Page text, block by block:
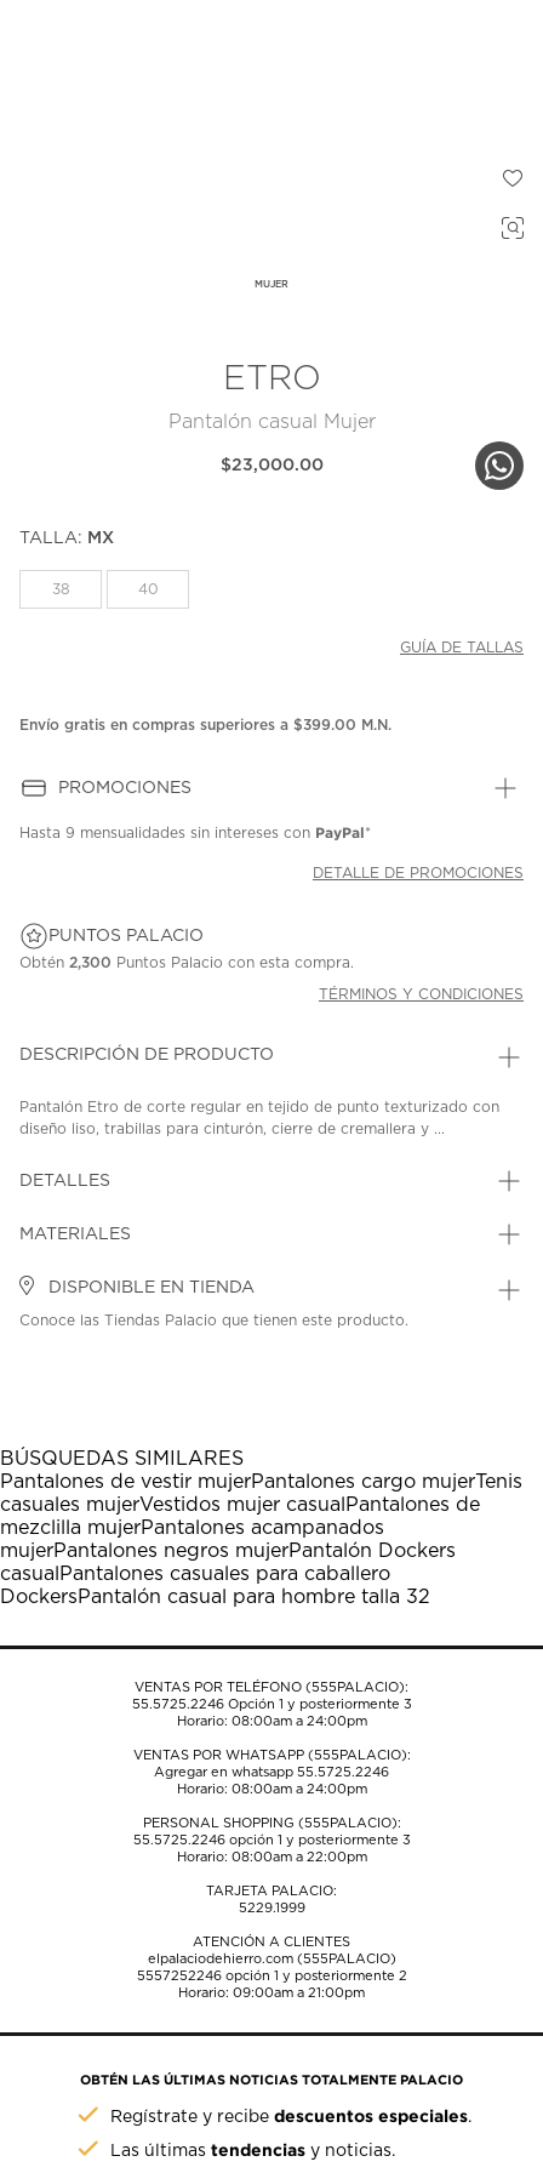
MUJER
ETRO
Pantalón casual Mujer
$23,000.00
TALLA: MX
38 40
GUÍA DE TALLAS
Envío gratis en compras superiores a $399.00 M.N.
PROMOCIONES
Hasta 9 mensualidades sin intereses con PayPal*
DETALLE DE PROMOCIONES
PUNTOS PALACIO
Obtén 2,300 Puntos Palacio con esta compra.
TÉRMINOS Y CONDICIONES
DESCRIPCIÓN DE PRODUCTO
Pantalón Etro de corte regular en tejido de punto texturizado con
diseño liso, trabillas para cinturón, cierre de cremallera y ...
DETALLES
MATERIALES
DISPONIBLE EN TIENDA
Conoce las Tiendas Palacio que tienen este producto.
BÚSQUEDAS SIMILARES
Pantalones de vestir mujerPantalones cargo mujerTenis
casuales mujerVestidos mujer casual Pantalones de
mezclilla mujerPantalones acampanados
mujerPantalones negros mujerPantalón Dockers
casual Pantalones casuales para caballero
DockersPantalón casual para hombre talla 32
VENTAS POR TELÉFONO (555PALACIO):
55.5725.2246Opción 1 y posteriormente 3
Horario: 08:00am a 24:00pm
VENTAS POR WHATSAPP (555PALACIO):
Agregar en whatsapp 55.5725.2246
Horario: 08:00am a 24:00pm
PERSONAL SHOPPING (555PALACIO):
55.5725.2246opción 1 y posteriormente 3
Horario: 08:00am a 22:00pm
TARJETA PALACIO:
5229.1999
ATENCIÓN A CLIENTES
elpalaciodehierro.com (555PALACIO)
5557252246opción 1 y posteriormente 2
Horario: 09:00am a 21:00pm
OBTÉN LAS ÚLTIMAS NOTICIAS TOTALMENTE PALACIO
Regístrate y recibedescuentos especiales.
Las últimastendencias y noticias.